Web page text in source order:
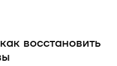
восстановить